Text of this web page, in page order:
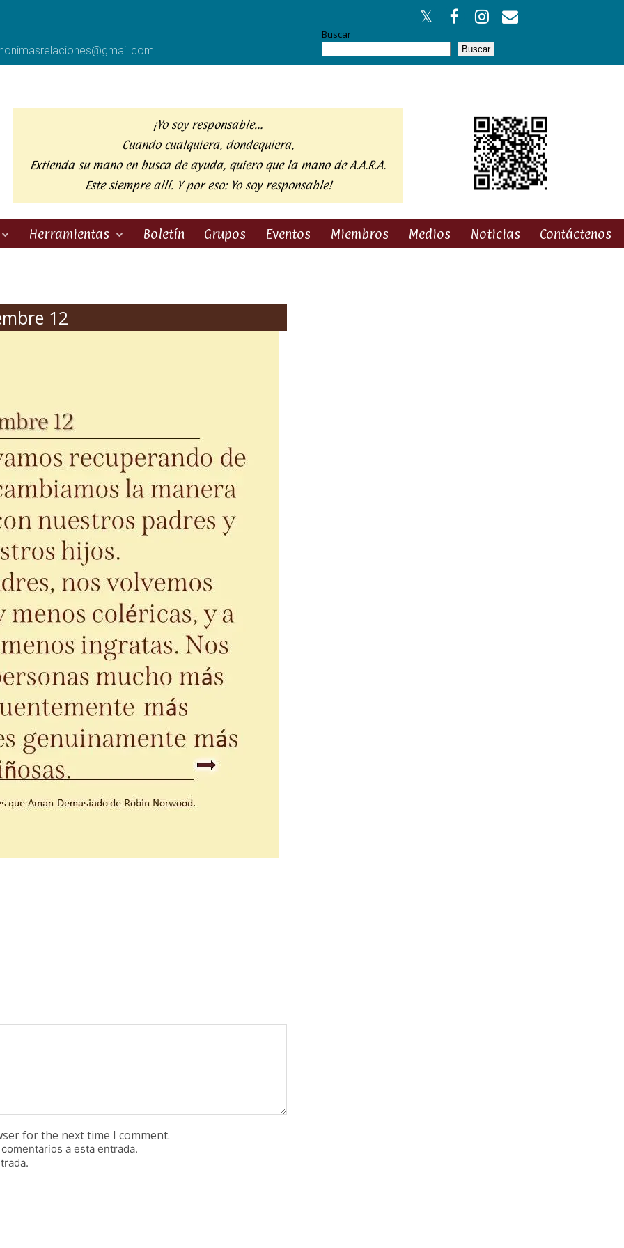
Buscar
Buscar
¡Yo soy responsable…
Cuando cualquiera, dondequiera,
Extienda su mano en busca de ayuda, quiero que la mano de A.A.R.A.
Este siempre allí. Y por eso: Yo soy responsable!
Herramientas Boletín Grupos Eventos Miembros Medios Noticias Contáctenos
12
for the next time I comment.
a esta entrada.